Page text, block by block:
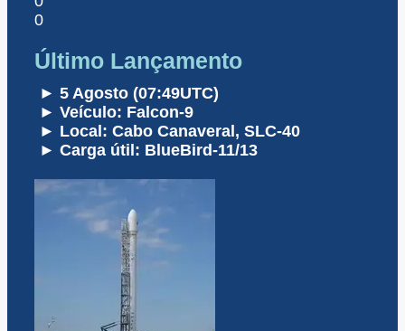
0
Último Lançamento
► 5 Agosto (07:49UTC)
► Veículo: Falcon-9
► Local: Cabo Canaveral, SLC-40
► Carga útil: BlueBird-11/13